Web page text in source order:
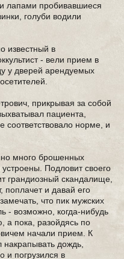
лапами пробивавшиеся
голуби водили
известный в
- вели прием в
у дверей арендуемых
прикрывая за собой
пациента,
соответствовало норме, и
много брошенных
Подловит своего
грандиозный скандалище,
поплачет и давай его
что пик мужских
- возможно, когда-нибудь
а пока, разойдясь по
начали прием. К
накрапывать дождь,
и погрузился в